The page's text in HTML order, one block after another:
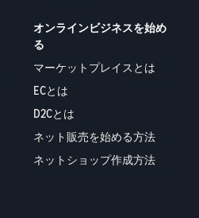
オンラインビジネスを始め
る
マーケットプレイスとは
ECとは
D2Cとは
ネット販売を始める方法
ネットショップ作成方法